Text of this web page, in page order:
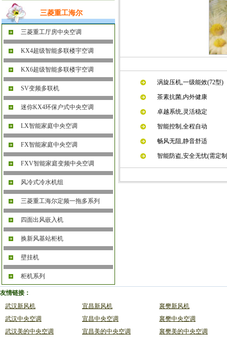
三菱重工海尔
三菱重工厅房中央空调
KX4超级智能多联楼宇空调
KX6超级智能多联楼宇空调
SV变频多联机
迷你KX4环保户式中央空调
LX智能家庭中央空调
FX智能家庭中央空调
FXV智能家庭变频中央空调
风冷式冷水机组
三菱重工海尔定频一拖多系列
四面出风嵌入机
换新风基站柜机
壁挂机
柜机系列
涡旋压机,一级能效(72型)
茶素抗菌,内外健康
卓越系统,灵活稳定
智能控制,全程自动
畅风无阻,静音舒适
智能防盗,安全无忧(需定
友情链接：
武汉新风机
宜昌新风机
襄樊新风机
武汉中央空调
宜昌中央空调
襄樊中央空调
武汉美的中央空调
宜昌美的中央空调
襄樊美的中央空调